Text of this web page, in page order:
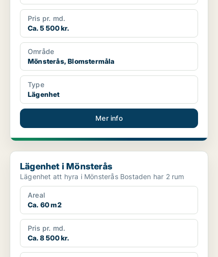
Pris pr. md.
Ca. 5 500 kr.
Område
Mönsterås, Blomstermåla
Type
Lägenhet
Mer info
Lägenhet i Mönsterås
Lägenhet i Mönsterås
Lägenhet att hyra i Mönsterås Bostaden har 2 rum
Areal
Ca. 60 m2
Pris pr. md.
Ca. 8 500 kr.